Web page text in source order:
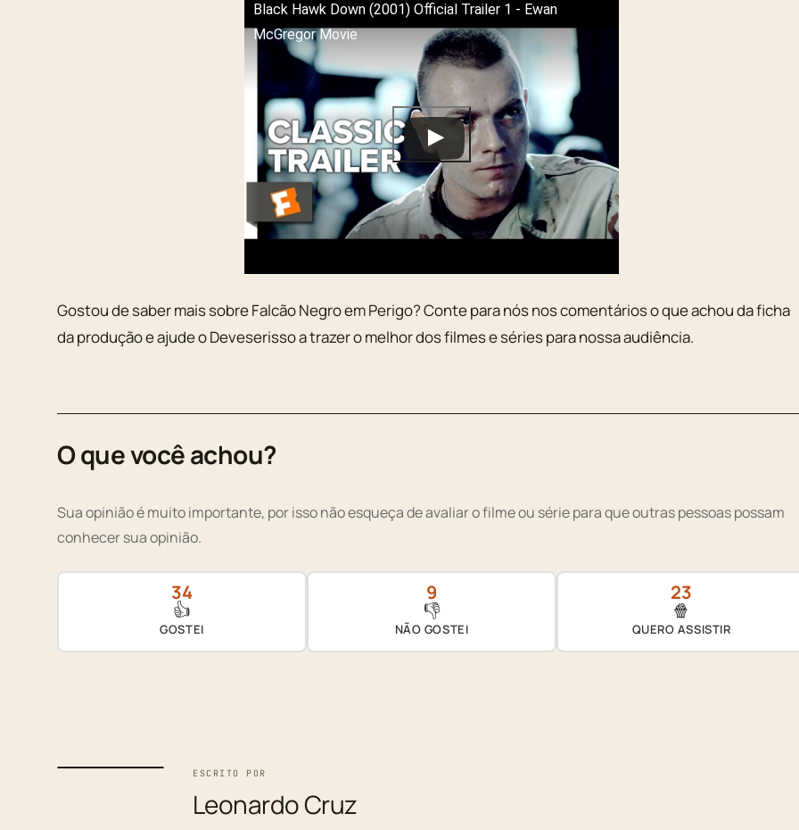
Black Hawk Down (2001) Official Trailer 1 - Ewan
McGregor Movie
Gostou de saber mais sobre Falcão Negro em Perigo? Conte para nós nos comentários o que achou da ficha
da produção e ajude o Deveserisso a trazer o melhor dos filmes e séries para nossa audiência.
O que você achou?
Sua opinião é muito importante, por isso não esqueça de avaliar o filme ou série para que outras pessoas possam
conhecer sua opinião.
34
👍
GOSTEI
9
👎
NÃO GOSTEI
23
🍿
QUERO ASSISTIR
ESCRITO POR
Leonardo Cruz